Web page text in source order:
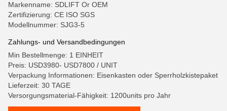
Markenname: SDLIFT Or OEM
Zertifizierung: CE ISO SGS
Modellnummer: SJG3-5
Zahlungs- und Versandbedingungen
Min Bestellmenge: 1 EINHEIT
Preis: USD3980- USD7800 / UNIT
Verpackung Informationen: Eisenkasten oder Sperrholzkistepaket
Lieferzeit: 30 TAGE
Versorgungsmaterial-Fähigkeit: 1200units pro Jahr